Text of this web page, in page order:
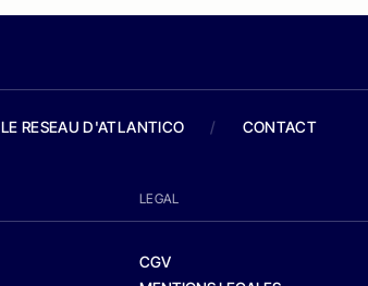
LE RESEAU D'ATLANTICO / CONTACT
LEGAL
CGV